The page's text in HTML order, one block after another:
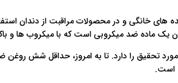
های خانگی و در محصولات مراقبت از دندان
یک ماده ضد میکروبی است که با میکروب ها و
تحقیق را دارد. تا به امروز، حداقل شش روغن
است.